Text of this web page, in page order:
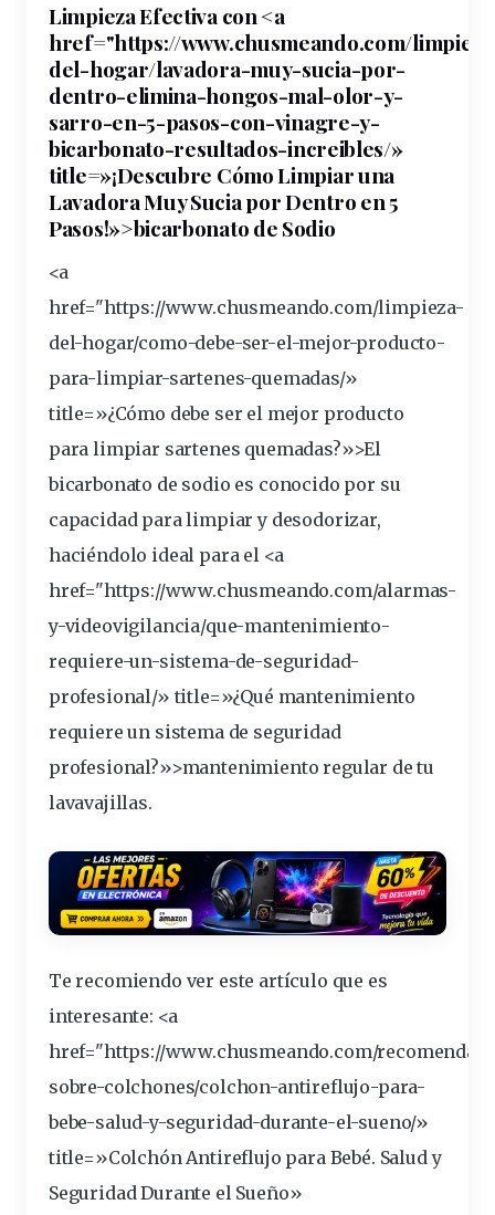
Limpieza Efectiva con <a
href="https://www.chusmeando.com/limpieza
del-hogar/lavadora-muy-sucia-por-
dentro-elimina-hongos-mal-olor-y-
sarro-en-5-pasos-con-vinagre-y-
bicarbonato-resultados-increibles/»
title=»¡Descubre Cómo Limpiar una
Lavadora Muy Sucia por Dentro en 5
Pasos!»>bicarbonato de Sodio
<a
href="https://www.chusmeando.com/limpieza-
del-hogar/como-debe-ser-el-mejor-producto-
para-limpiar-sartenes-quemadas/»
title=»¿Cómo debe ser el mejor producto
para limpiar sartenes quemadas?»>El
bicarbonato de sodio es conocido por su
capacidadpara limpiar y desodorizar,
haciéndolo ideal para el <a
href="https://www.chusmeando.com/alarmas-
y-videovigilancia/que-mantenimiento-
requiere-un-sistema-de-seguridad-
profesional/» title=»¿Qué mantenimiento
requiere un sistema de seguridad
profesional?»>mantenimiento regular de tu
lavavajillas.
Te recomiendo ver este artículo que es
interesante: <a
href="https://www.chusmeando.com/
sobre-colchones/colchon-antireflujo-para-
bebe-salud-y-seguridad-durante-el-sueno/»
title=»Colchón Antireflujo para Bebé. Salud y
Seguridad Durante el Sueño»